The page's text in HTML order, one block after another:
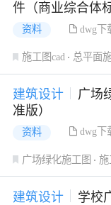
件（商业综合体
资料 dwg下
施工图cad 总平面
建筑设计
广场
准版）
资料 dwg下
广场绿化施工图 施
建筑设计
学校